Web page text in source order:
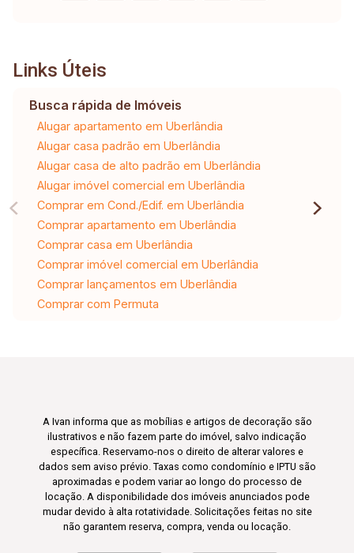
Links Úteis
Busca rápida de Imóveis
Alugar apartamento em Uberlândia
Alugar casa padrão em Uberlândia
Alugar casa de alto padrão em Uberlândia
Alugar imóvel comercial em Uberlândia
Comprar em Cond./Edif. em Uberlândia
Comprar apartamento em Uberlândia
Comprar casa em Uberlândia
Comprar imóvel comercial em Uberlândia
Comprar lançamentos em Uberlândia
Comprar com Permuta
A Ivan informa que as mobílias e artigos de decoração são
ilustrativos e não fazem parte do imóvel, salvo indicação
específica. Reservamo-nos o direito de alterar valores e
dados sem aviso prévio. Taxas como condomínio e IPTU são
aproximadas e podem variar ao longo do processo de
locação. A disponibilidade dos imóveis anunciados pode
mudar devido à alta rotatividade. Solicitações feitas no site
não garantem reserva, compra, venda ou locação.